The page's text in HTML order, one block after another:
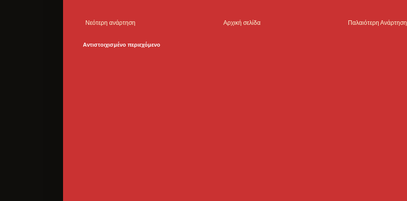
Νεότερη ανάρτηση Παλαιότερη Ανάρτηση
Αρχική σελίδα
Αντιστοιχισμένο περιεχόμενο